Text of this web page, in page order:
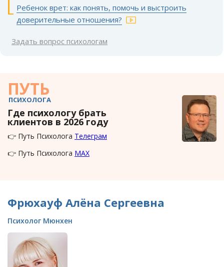
Ребенок врет: как понять, помочь и выстроить
доверительные отношения?
Задать вопрос психологам
ПУТЬ
ПСИХОЛОГА
Где психологу брать
клиентов в 2026 году
👉 Путь Психолога Телеграм
👉 Путь Психолога MAX
Фрюхауф Алёна Сергеевна
Психолог Мюнхен